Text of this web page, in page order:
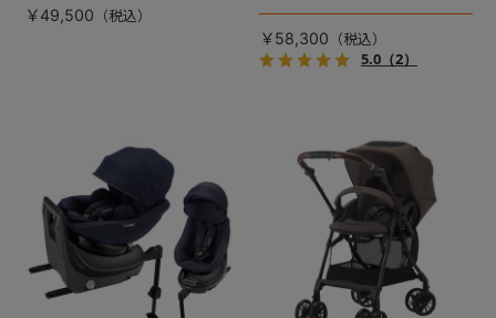
￥49,500
イルドシート。
￥58,300
5.0（2）